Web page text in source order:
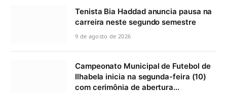
Tenista Bia Haddad anuncia pausa na
carreira neste segundo semestre
9 de agosto de 2026
Campeonato Municipal de Futebol de
Ilhabela inicia na segunda-feira (10)
com cerimônia de abertura…